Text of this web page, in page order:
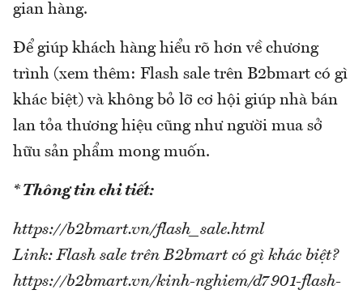
gian hàng.
Để giúp khách hàng hiểu rõ hơn về chương
trình (xem thêm: Flash sale trên B2bmart có gì
khác biệt) và không bỏ lỡ cơ hội giúp nhà bán
lan tỏa thương hiệu cũng như người mua sở
hữu sản phẩm mong muốn.
* Thông tin chi tiết:
https://b2bmart.vn/flash_sale.html
Link: Flash sale trên B2bmart có gì khác biệt?
https://b2bmart.vn/kinh-nghiem/d7901-flash-